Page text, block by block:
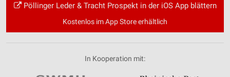
Pöllinger Leder & Tracht Prospekt in der iOS App blättern
Kostenlos im App Store erhältlich
In Kooperation mit: